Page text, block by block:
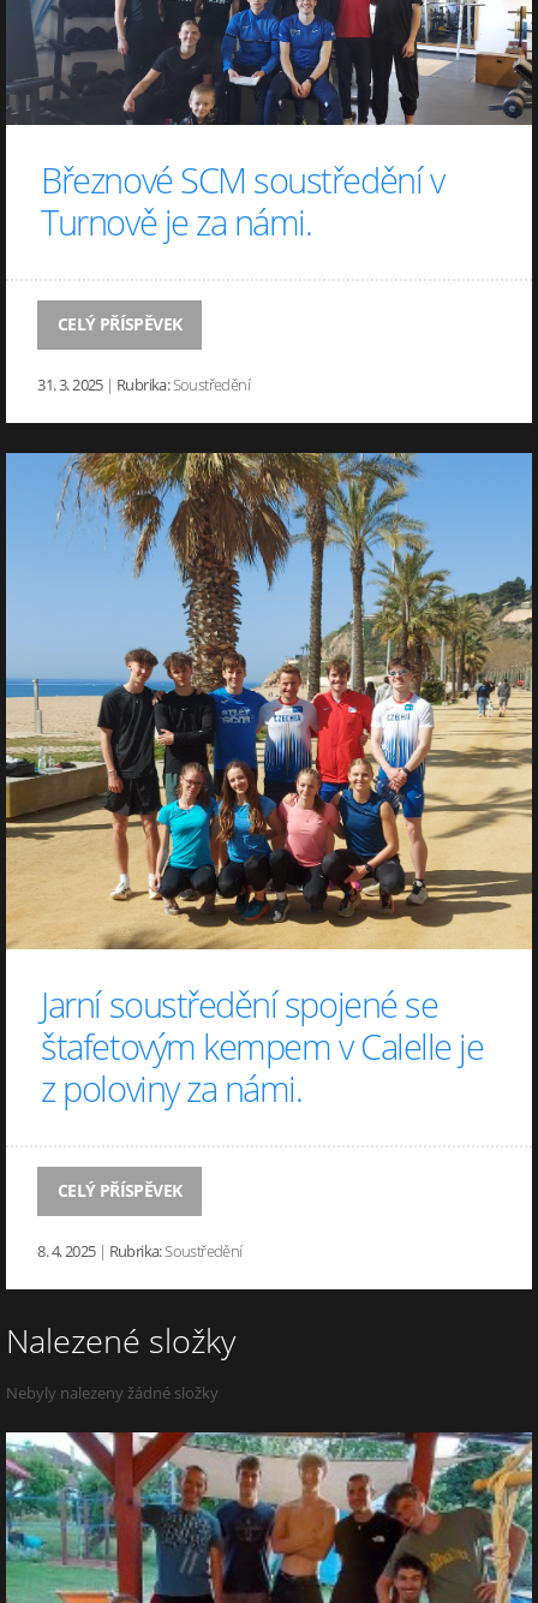
Březnové SCM soustředění v
Turnově je za námi.
CELÝ PŘÍSPĚVEK
31. 3. 2025 | Rubrika:Soustředění
Jarní soustředění spojené se
štafetovým kempem v Calelle je
z poloviny za námi.
CELÝ PŘÍSPĚVEK
8. 4. 2025 | Rubrika:Soustředění
Nalezené složky
Nebyly nalezeny žádné složky